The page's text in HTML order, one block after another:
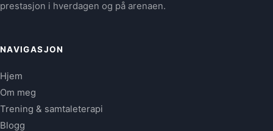
prestasjon i hverdagen og på arenaen.
NAVIGASJON
Hjem
Om meg
Trening & samtaleterapi
Blogg